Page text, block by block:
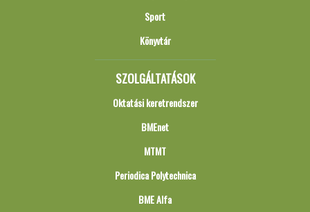
Sport
Könyvtár
SZOLGÁLTATÁSOK
Oktatási keretrendszer
BMEnet
MTMT
Periodica Polytechnica
BME Alfa